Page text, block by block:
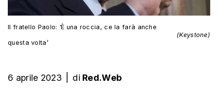
Il fratello Paolo: ‘È una roccia, ce la farà anche
questa volta’
(Keystone)
6 aprile 2023 di Red.Web